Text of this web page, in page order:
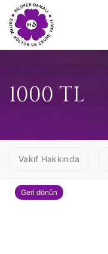
1000 TL
Vakıf Hakkında
Geri dönün